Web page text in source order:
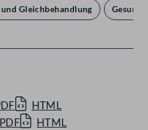
Gleichbehandlung
HTML
PDF HTML